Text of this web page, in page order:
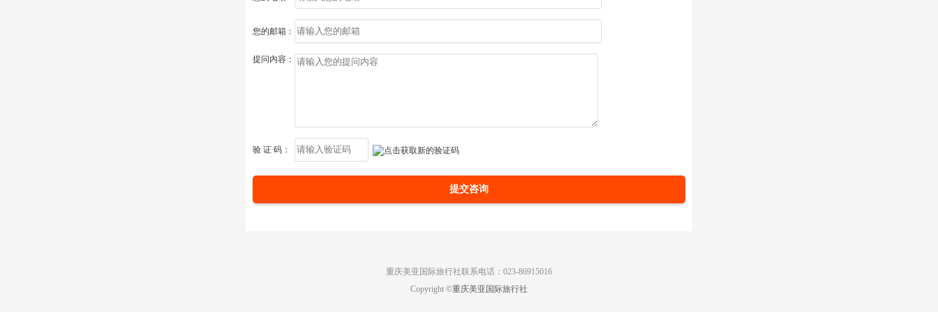
您的邮箱：
提问内容：
验 证 码：
提交咨询
重庆美亚国际旅行社联系电话：023-86915016
Copyright ©重庆美亚国际旅行社